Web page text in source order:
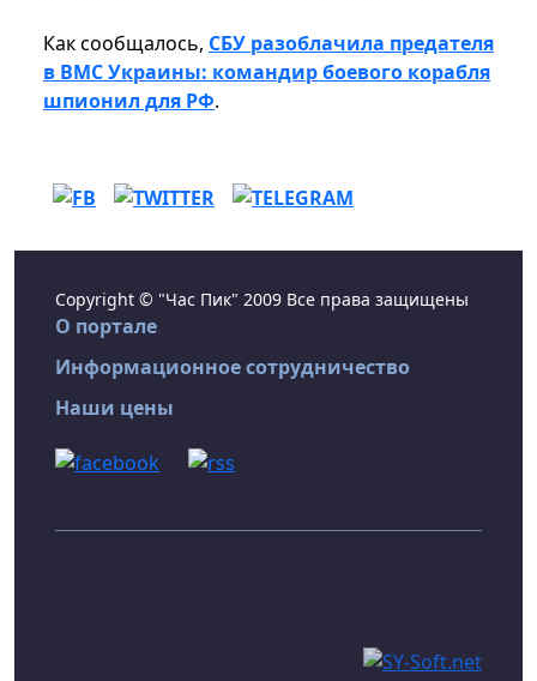
Как сообщалось, СБУ разоблачила предателя
в ВМС Украины: командир боевого корабля
шпионил для РФ.
Copyright © "Час Пик" 2009 Все права защищены
О портале
Информационное сотрудничество
Наши цены